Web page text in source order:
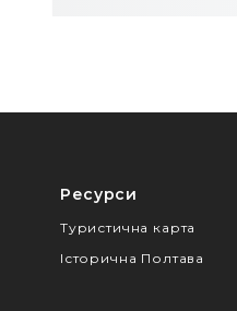
Ресурси
Туристична карта
Історична Полтава